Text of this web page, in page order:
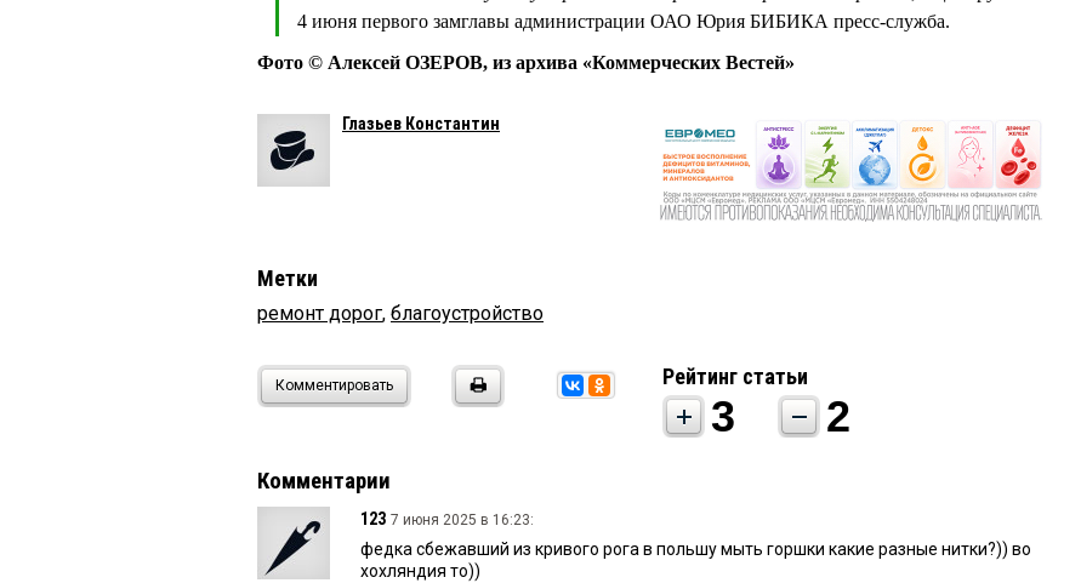
4 июня первого замглавы администрации ОАО Юрия БИБИКА пресс-служба.
Фото © Алексей ОЗЕРОВ, из архива «Коммерческих Вестей»
Глазьев Константин
Метки
ремонт дорог, благоустройство
Комментировать Рейтинг статьи
3 2
Комментарии
123 7 июня 2025 в 16:23:
федка сбежавший из кривого рога в польшу мыть горшки какие разные нитки?)) во
хохляндия то))